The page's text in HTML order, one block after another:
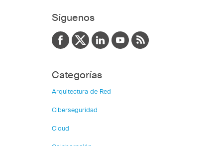
Síguenos
Categorías
Arquitectura de Red
Ciberseguridad
Cloud